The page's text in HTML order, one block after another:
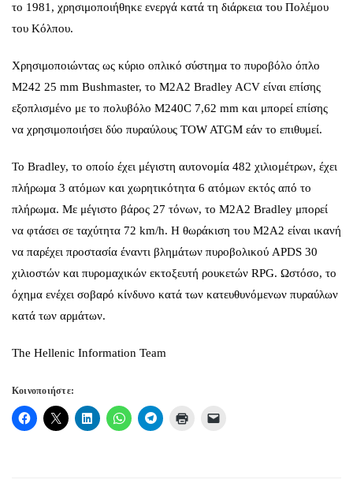
το 1981, χρησιμοποιήθηκε ενεργά κατά τη διάρκεια του Πολέμου
του Κόλπου.
Χρησιμοποιώντας ως κύριο οπλικό σύστημα το πυροβόλο όπλο
M242 25 mm Bushmaster, το M2A2 Bradley ACV είναι επίσης
εξοπλισμένο με το πολυβόλο M240C 7,62 mm και μπορεί επίσης
να χρησιμοποιήσει δύο πυραύλους TOW ATGM εάν το επιθυμεί.
Το Bradley, το οποίο έχει μέγιστη αυτονομία 482 χιλιομέτρων, έχει
πλήρωμα 3 ατόμων και χωρητικότητα 6 ατόμων εκτός από το
πλήρωμα. Με μέγιστο βάρος 27 τόνων, το M2A2 Bradley μπορεί
να φτάσει σε ταχύτητα 72 km/h. Η θωράκιση του M2A2 είναι ικανή
να παρέχει προστασία έναντι βλημάτων πυροβολικού APDS 30
χιλιοστών και πυρομαχικών εκτοξευτή ρουκετών RPG. Ωστόσο, το
όχημα ενέχει σοβαρό κίνδυνο κατά των κατευθυνόμενων πυραύλων
κατά των αρμάτων.
The Hellenic Information Team
Κοινοποιήστε: